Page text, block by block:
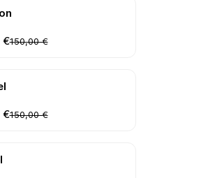
€150,00 €
€150,00 €